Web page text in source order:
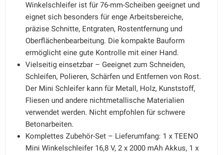
Winkelschleifer ist für 76-mm-Scheiben geeignet und
eignet sich besonders für enge Arbeitsbereiche,
präzise Schnitte, Entgraten, Rostentfernung und
Oberflächenbearbeitung. Die kompakte Bauform
ermöglicht eine gute Kontrolle mit einer Hand.
Vielseitig einsetzbar – Geeignet zum Schneiden,
Schleifen, Polieren, Schärfen und Entfernen von Rost.
Der Mini Schleifer kann für Metall, Holz, Kunststoff,
Fliesen und andere nichtmetallische Materialien
verwendet werden. Nicht empfohlen für schwere
Betonarbeiten.
Komplettes Zubehör-Set – Lieferumfang: 1 x TEENO
Mini Winkelschleifer 16,8 V, 2 x 2000 mAh Akkus, 1 x